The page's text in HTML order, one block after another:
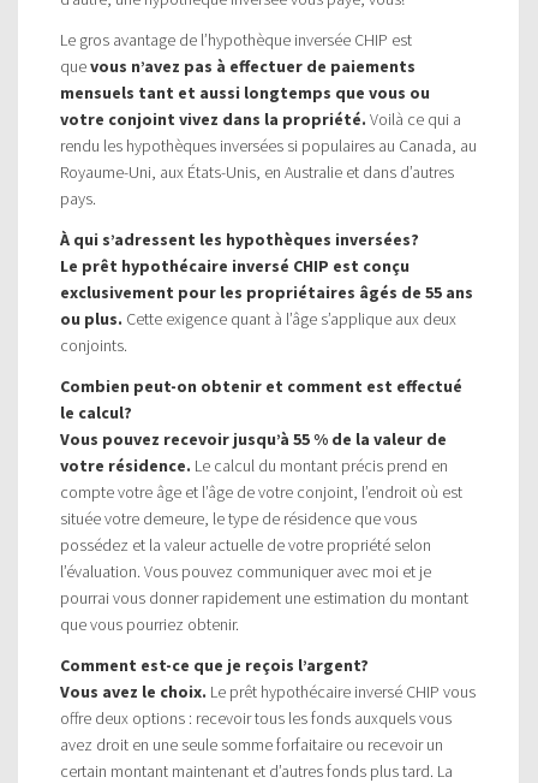
Le gros avantage de l’hypothèque inversée CHIP est
quevous n’avez pas à effectuer de paiements
mensuels tant et aussi longtemps que vous ou
votre conjoint vivez dans la propriété. Voilà ce qui a
rendu les hypothèques inversées si populaires au Canada, au
Royaume-Uni, aux États-Unis, en Australie et dans d’autres
pays.
À qui s’adressent les hypothèques inversées?
Le prêt hypothécaire inversé CHIP est conçu
exclusivement pour les propriétaires âgés de 55 ans
ou plus. Cette exigence quant à l’âge s’applique aux deux
conjoints.
Combien peut-on obtenir et comment est effectué
le calcul?
Vous pouvez recevoir jusqu’à 55 % de la valeur de
votre résidence. Le calcul du montant précis prend en
compte votre âge et l’âge de votre conjoint, l’endroit où est
située votre demeure, le type de résidence que vous
possédez et la valeur actuelle de votre propriété selon
l’évaluation. Vous pouvez communiquer avec moi et je
pourrai vous donner rapidement une estimation du montant
que vous pourriez obtenir.
Comment est-ce que je reçois l’argent?
Vous avez le choix. Le prêt hypothécaire inversé CHIP vous
offre deux options : recevoir tous les fonds auxquels vous
avez droit en une seule somme forfaitaire ou recevoir un
certain montant maintenant et d’autres fonds plus tard. La